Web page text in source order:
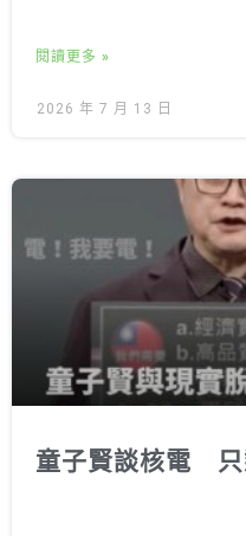
閱讀更多 »
2026 年 7 月 13 日
童子賢談核電 只